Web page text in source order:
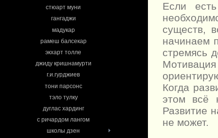
стюарт муни
гангаджи
мадукар
рамеш балсекар
экхарт толле
джиду кришнамурти
г.и.гурджиев
тони парсонс
тэло тулку
дуглас хардинг
с ричардом лангом
школы дзен
Если
существ,
начинаем
стремясь
Когда
этом всё
Развитие
не может.